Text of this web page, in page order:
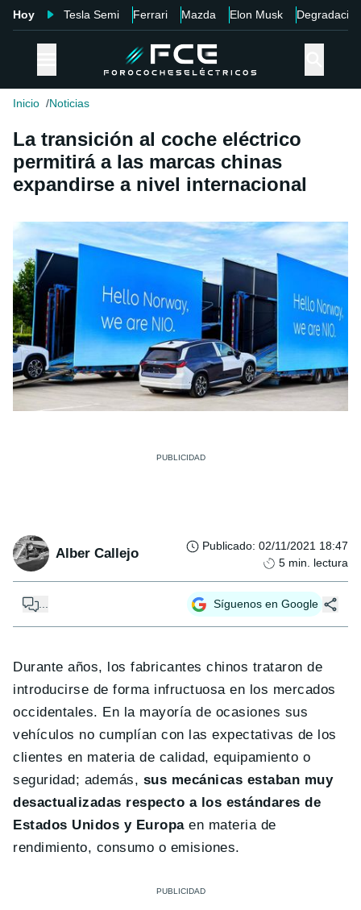
Hoy Tesla Semi Ferrari Mazda Elon Musk Degradación
Inicio Noticias
La transición al coche eléctrico
permitirá a las marcas chinas
expandirse a nivel internacional
Alber Callejo Publicado: 02/11/2021 18:47
5 min. lectura
Síguenos en Google
Durante años, los fabricantes chinos trataron de
introducirse de forma infructuosa en los mercados
occidentales. En la mayoría de ocasiones sus
vehículos no cumplían con las expectativas de los
clientes en materia de calidad, equipamiento o
seguridad; además, sus mecánicas estaban muy
desactualizadas respecto a los estándares de
Estados Unidos y Europaen materia de
rendimiento, consumo o emisiones.